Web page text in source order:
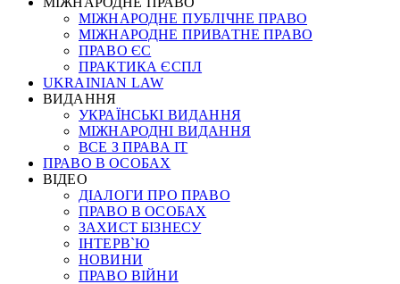
МІЖНАРОДНЕ ПУБЛІЧНЕ ПРАВО
МІЖНАРОДНЕ ПРИВАТНЕ ПРАВО
ПРАВО ЄС
ПРАКТИКА ЄСПЛ
UKRAINIAN LAW
ВИДАННЯ
УКРАЇНСЬКІ ВИДАННЯ
МІЖНАРОДНІ ВИДАННЯ
ВСЕ З ПРАВА ІТ
ПРАВО В ОСОБАХ
ВІДЕО
ДІАЛОГИ ПРО ПРАВО
ПРАВО В ОСОБАХ
ЗАХИСТ БІЗНЕСУ
ІНТЕРВ`Ю
НОВИНИ
ПРАВО ВІЙНИ